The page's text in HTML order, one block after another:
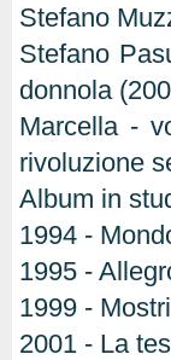
Stefano
Stefano
donnola
Marcella -
rivoluzione
Album in
1994 -
1995 -
1999 -
2001 - La